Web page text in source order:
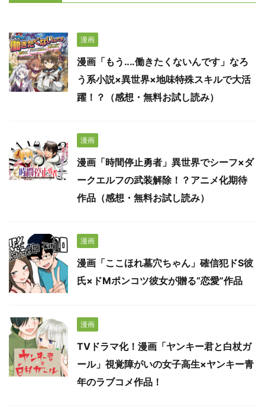
漫画
漫画「もう‥‥働きたくないんです」なろ
う系小説×異世界×地味特殊スキルで大活
躍！？（感想・無料お試し読み）
漫画
漫画「時間停止勇者」異世界でシーフ×ダ
ークエルフの武装解除！？アニメ化期待
作品（感想・無料お試し読み）
漫画
漫画「ここほれ墓穴ちゃん」確信犯ドS彼
氏×ドMポンコツ彼女が贈る“恋愛”作品
漫画
TVドラマ化！漫画「ヤンキー君と白杖ガ
ール」視覚障がいの女子高生×ヤンキー青
年のラブコメ作品！